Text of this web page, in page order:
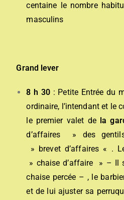
centaine le nombre
masculins
Grand lever
8 h 30 : Petite Entrée du
ordinaire, l’intendant et le
le premier valet de la
d’affaires » des
» brevet d’affaires « .
» chaise d’affaire » – Il
chaise percée – , le
et de lui ajuster sa